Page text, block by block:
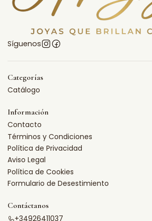
Síguenos
Categorías
Catálogo
Información
Contacto
Términos y Condiciones
Política de Privacidad
Aviso Legal
Política de Cookies
Formulario de Desestimiento
Contáctanos
+34926411037